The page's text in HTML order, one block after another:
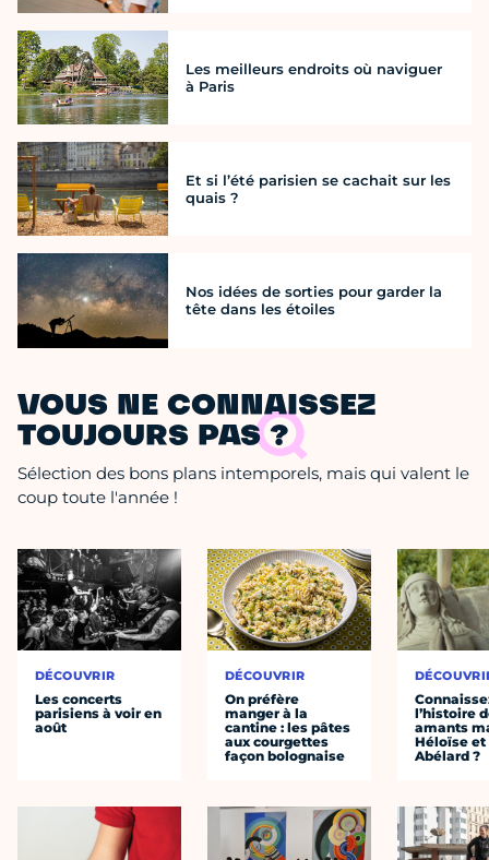
Les meilleurs endroits où naviguer
à Paris
Et si l’été parisien se cachait sur les
quais ?
Nos idées de sorties pour garder la
tête dans les étoiles
VOUS NE CONNAISSEZ
TOUJOURS PAS ?
Sélection des bons plans intemporels, mais qui valent le
coup toute l'année !
DÉCOUVRIR
Les concerts
parisiens à voir en
août
DÉCOUVRIR
On préfère
manger à la
cantine : les pâtes
aux courgettes
façon bolognaise
l’histoire
amants
Héloïse et
Abélard ?